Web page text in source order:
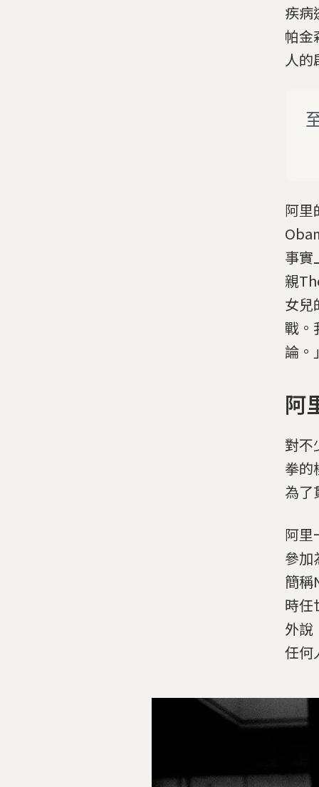
疾病
帕金
人
阿里
事實
親
女兒
戰。
論。
阿
對不
拳的
為了
阿里
參加
簡稱
時任
外說
任何